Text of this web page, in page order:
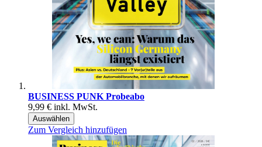
BUSINESS PUNK Probeabo
9,99 € inkl. MwSt.
Auswählen
Zum Vergleich hinzufügen